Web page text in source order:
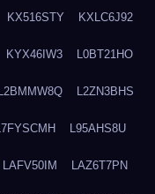
KX516STY KXLC6J92
KYX46IW3 L0BT21HO
L2BMMW8Q L2ZN3BHS
L7FYSCMH L95AHS8U
LAFV50IM LAZ6T7PN